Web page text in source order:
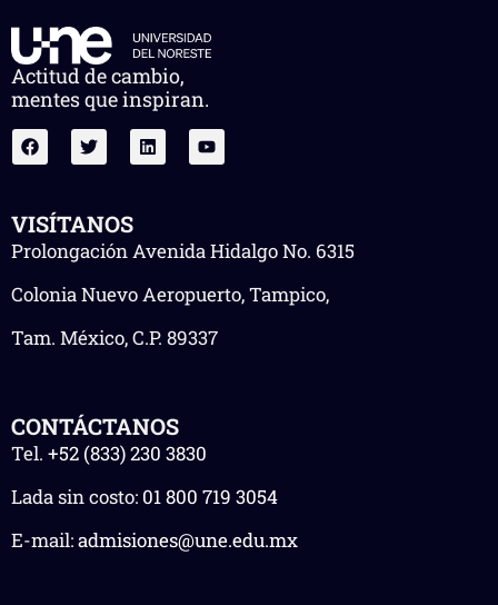
Actitud de cambio,
mentes que inspiran.
VISÍTANOS
Prolongación Avenida Hidalgo No. 6315
Colonia Nuevo Aeropuerto, Tampico,
Tam. México, C.P. 89337
CONTÁCTANOS
Tel. +52 (833) 230 3830
Lada sin costo: 01 800 719 3054
E-mail:admisiones@une.edu.mx